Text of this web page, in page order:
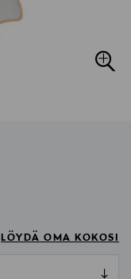
LÖYDÄ OMA KOKOSI